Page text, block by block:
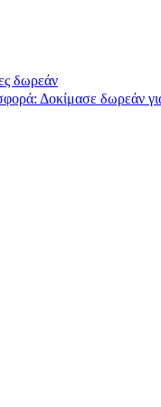
δωρεάν
Δοκίμασε δωρεάν